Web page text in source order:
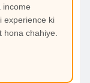
income
experience ki
chahiye.